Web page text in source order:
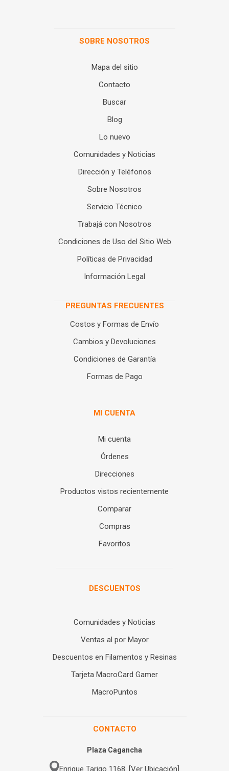
SOBRE NOSOTROS
Mapa del sitio
Contacto
Buscar
Blog
Lo nuevo
Comunidades y Noticias
Dirección y Teléfonos
Sobre Nosotros
Servicio Técnico
Trabajá con Nosotros
Condiciones de Uso del Sitio Web
Políticas de Privacidad
Información Legal
PREGUNTAS FRECUENTES
Costos y Formas de Envío
Cambios y Devoluciones
Condiciones de Garantía
Formas de Pago
MI CUENTA
Mi cuenta
Órdenes
Direcciones
Productos vistos recientemente
Comparar
Compras
Favoritos
DESCUENTOS
Comunidades y Noticias
Ventas al por Mayor
Descuentos en Filamentos y Resinas
Tarjeta MacroCard Gamer
MacroPuntos
CONTACTO
Plaza Cagancha
Enrique Tarigo 1168. [Ver Ubicación]